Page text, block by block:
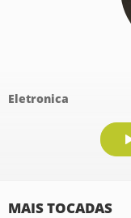
Eletronica
MAIS TOCADAS